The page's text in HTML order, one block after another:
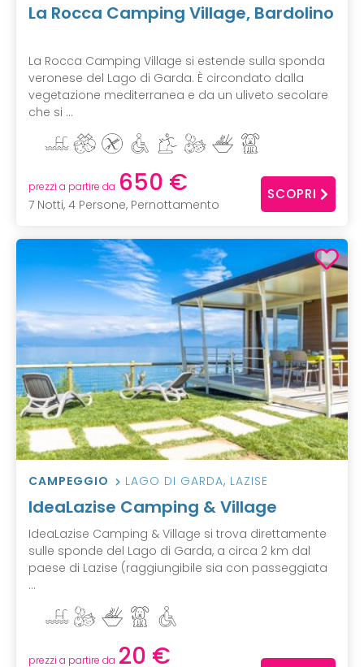
La Rocca Camping Village, Bardolino
La Rocca Camping Village si estende sulla sponda
veronese del Lago di Garda. È circondato dalla
vegetazione mediterranea e da un uliveto secolare
che si ...
prezzi a partire da 650 €
7 Notti, 4 Persone, Pernottamento
SCOPRI
CAMPEGGIO LAGO DI GARDA, LAZISE
IdeaLazise Camping & Village
IdeaLazise Camping & Village si trova direttamente
sulle sponde del Lago di Garda, a circa 2 km dal
paese di Lazise (raggiungibile sia con passeggiata
...
prezzi a partire da 20 €